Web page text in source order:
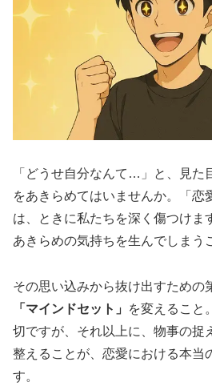
「どうせ自分なんて…」と、見た
をあきらめてはいませんか。「恋
は、ときに私たちを深く傷つけま
あきらめの気持ちを生んでしまう
その思い込みから抜け出すための
「マインドセット」
を変えること
切ですが、それ以上に、物事の捉
整えることが、恋愛における本当
す。